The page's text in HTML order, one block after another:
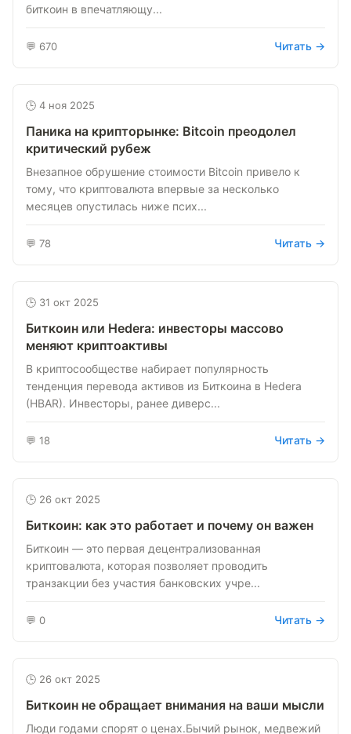
биткоин в впечатляющу...
💬 670 Читать →
🕒 4 ноя 2025
Паника на крипторынке: Bitcoin преодолел
критический рубеж
Внезапное обрушение стоимости Bitcoin привело к
тому, что криптовалюта впервые за несколько
месяцев опустилась ниже псих...
💬 78 Читать →
🕒 31 окт 2025
Биткоин или Hedera: инвесторы массово
меняют криптоактивы
В криптосообществе набирает популярность
тенденция перевода активов из Биткоина в Hedera
(HBAR). Инвесторы, ранее диверс...
💬 18 Читать →
🕒 26 окт 2025
Биткоин: как это работает и почему он важен
Биткоин — это первая децентрализованная
криптовалюта, которая позволяет проводить
транзакции без участия банковских учре...
💬 0 Читать →
🕒 26 окт 2025
Биткоин не обращает внимания на ваши мысли
Люди годами спорят о ценах.Бычий рынок, медвежий